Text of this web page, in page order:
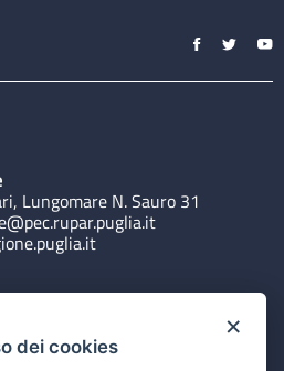
Lungomare N. Sauro 31
×
dei cookies